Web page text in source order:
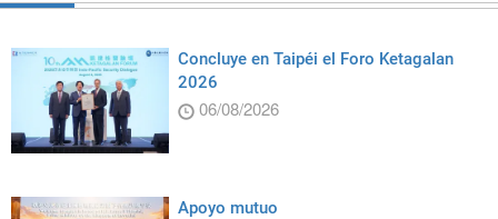
Concluye en Taipéi el Foro Ketagalan
2026
06/08/2026
Apoyo mutuo